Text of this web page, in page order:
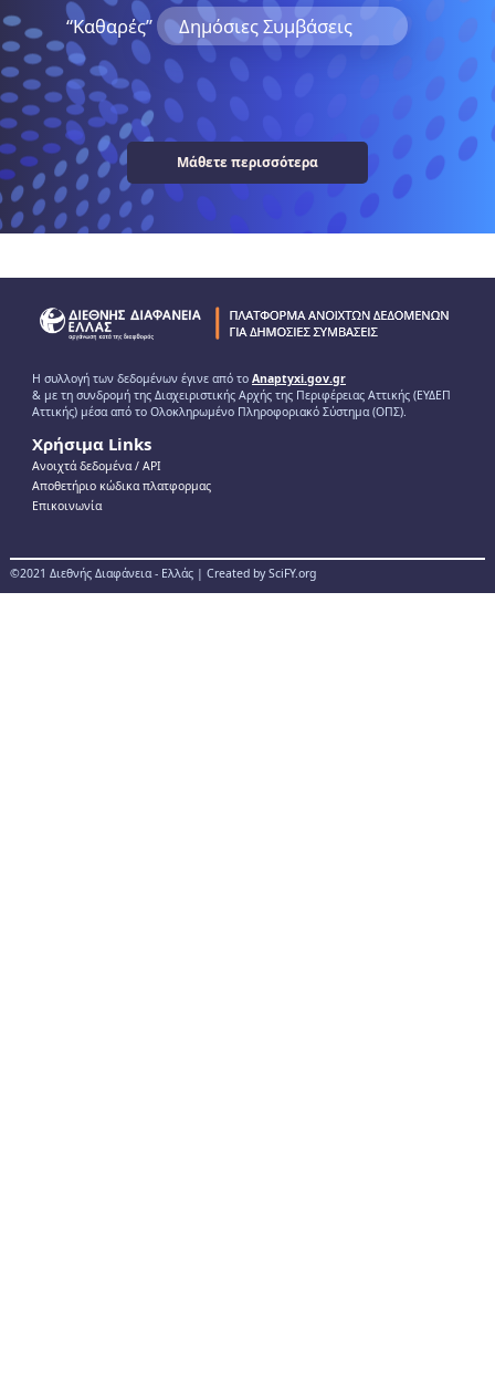
“Kαθαρές” Δημόσιες Συμβάσεις
Μάθετε περισσότερα
Η συλλογή των δεδομένων έγινε από το Anaptyxi.gov.gr
& με τη συνδρομή της Διαχειριστικής Αρχής της Περιφέρειας Αττικής (ΕΥΔΕΠ
Αττικής) μέσα από το Ολοκληρωμένο Πληροφοριακό Σύστημα (ΟΠΣ).
Χρήσιμα Links
Ανοιχτά δεδομένα / ΑPI
Αποθετήριο κώδικα πλατφορμας
Επικοινωνία
©2021 Διεθνής Διαφάνεια - Ελλάς | Created by SciFY.org